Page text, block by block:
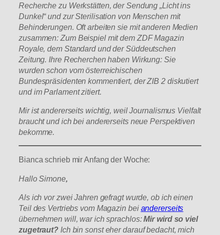
Recherche zu Werkstätten, der Sendung „Licht ins
Dunkel“ und zur Sterilisation von Menschen mit
Behinderungen. Oft arbeiten sie mit anderen Medien
zusammen: Zum Beispiel mit dem ZDF Magazin
Royale, dem Standard und der Süddeutschen
Zeitung. Ihre Recherchen haben Wirkung: Sie
wurden schon vom österreichischen
Bundespräsidenten kommentiert, der ZIB 2 diskutiert
und im Parlament zitiert.
Mir ist andererseits wichtig, weil Journalismus Vielfalt
braucht und ich bei andererseits neue Perspektiven
bekomme.
Bianca schrieb mir Anfang der Woche:
Hallo Simone,
Als ich vor zwei Jahren gefragt wurde, ob ich einen
Teil des Vertriebs vom Magazin bei andererseits
übernehmen will, war ich sprachlos:Mir wird so viel
zugetraut? Ich bin sonst eher darauf bedacht, mich